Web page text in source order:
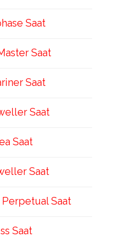
Saat
Saat
Saat
Saat
Saat
Saat
Saat
Saat